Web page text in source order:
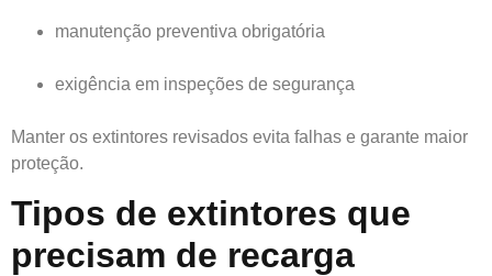
manutenção preventiva obrigatória
exigência em inspeções de segurança
Manter os extintores revisados evita falhas e garante maior
proteção.
Tipos de extintores que
precisam de recarga